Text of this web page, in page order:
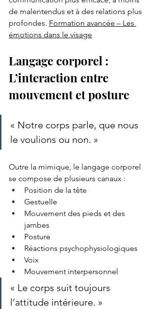
de malentendus et à des relations plus
profondes. Formation avancée – Les
émotions dans le visage
Langage corporel :
L’interaction entre
mouvement et posture
« Notre corps parle, que nous
le voulions ou non. »
Outre la mimique, le langage corporel
se compose de plusieurs canaux :
Position de la tête
Gestuelle
Mouvement des pieds et des
jambes
Posture
Réactions psychophysiologiques
Voix
Mouvement interpersonnel
« Le corps suit toujours
l’attitude intérieure. »